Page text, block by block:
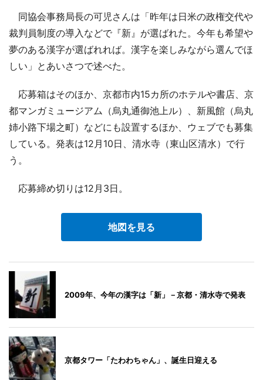
同協会事務局長の可児さんは「昨年は日米の政権交代や
裁判員制度の導入などで『新』が選ばれた。今年も希望や
夢のある漢字が選ばれれば。漢字を楽しみながら選んでほ
しい」とあいさつで述べた。
応募箱はそのほか、京都市内15カ所のホテルや書店、京
都マンガミュージアム（烏丸通御池上ル）、新風館（烏丸
姉小路下場之町）などにも設置するほか、ウェブでも募集
している。発表は12月10日、清水寺（東山区清水）で行
う。
応募締め切りは12月3日。
地図を見る
2009年、今年の漢字は「新」－京都・清水寺で発表
京都タワー「たわわちゃん」、誕生日迎える